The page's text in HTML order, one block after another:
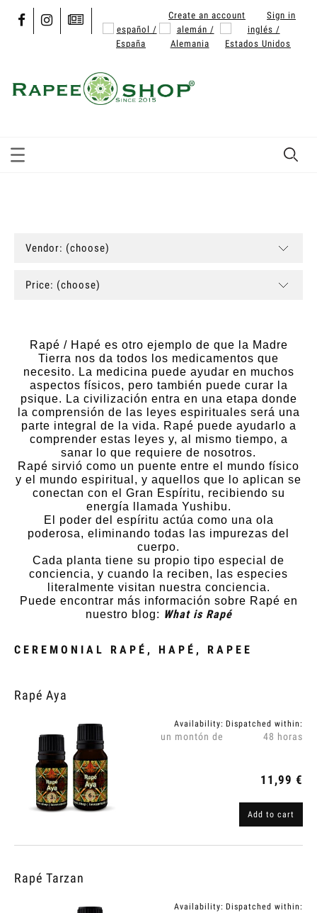
Create an account Sign in
Vendor: (choose)
Price: (choose)
Rapé / Hapé es otro ejemplo de que la Madre
Tierra nos da todos los medicamentos que
necesito. La medicina puede ayudar en muchos
aspectos físicos, pero también puede curar la
psique. La civilización entra en una etapa donde
la comprensión de las leyes espirituales será una
parte integral de la vida. Rapé puede ayudarlo a
comprender estas leyes y, al mismo tiempo, a
sanar lo que requiere de nosotros.
Rapé sirvió como un puente entre el mundo físico
y el mundo espiritual, y aquellos que lo aplican se
conectan con el Gran Espíritu, recibiendo su
energía llamada Yushibu.
El poder del espíritu actúa como una ola
poderosa, eliminando todas las impurezas del
cuerpo.
Cada planta tiene su propio tipo especial de
conciencia, y cuando la reciben, las especies
literalmente visitan nuestra conciencia.
Puede encontrar más información sobre Rapé en
nuestro blog: What is Rapé
CEREMONIAL RAPÉ, HAPÉ, RAPEE
Rapé Aya
Availability:
un montón de
Dispatched within:
48 horas
11,99 €
Add to cart
Rapé Tarzan
Availability: Dispatched within: